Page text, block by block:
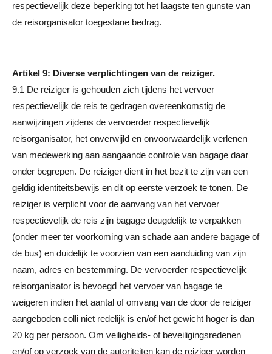
respectievelijk deze beperking tot het laagste ten gunste van
de reisorganisator toegestane bedrag.
Artikel 9: Diverse verplichtingen van de reiziger.
9.1 De reiziger is gehouden zich tijdens het vervoer
respectievelijk de reis te gedragen overeenkomstig de
aanwijzingen zijdens de vervoerder respectievelijk
reisorganisator, het onverwijld en onvoorwaardelijk verlenen
van medewerking aan aangaande controle van bagage daar
onder begrepen. De reiziger dient in het bezit te zijn van een
geldig identiteitsbewijs en dit op eerste verzoek te tonen. De
reiziger is verplicht voor de aanvang van het vervoer
respectievelijk de reis zijn bagage deugdelijk te verpakken
(onder meer ter voorkoming van schade aan andere bagage of
de bus) en duidelijk te voorzien van een aanduiding van zijn
naam, adres en bestemming. De vervoerder respectievelijk
reisorganisator is bevoegd het vervoer van bagage te
weigeren indien het aantal of omvang van de door de reiziger
aangeboden colli niet redelijk is en/of het gewicht hoger is dan
20 kg per persoon. Om veiligheids- of beveiligingsredenen
en/of op verzoek van de autoriteiten kan de reiziger worden